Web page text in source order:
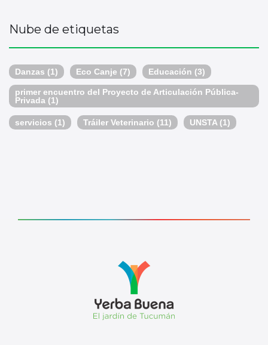
Nube de etiquetas
Danzas (1) Eco Canje (7) Educación (3)
primer encuentro del Proyecto de Articulación Pública-
Privada (1)
servicios (1) Tráiler Veterinario (11) UNSTA(1)